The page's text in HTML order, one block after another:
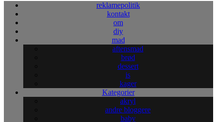
reklamepolitik
kontakt
om
diy
mad
aftensmad
brød
dessert
is
kager
Kategorier
akryl
andre bloggere
baby